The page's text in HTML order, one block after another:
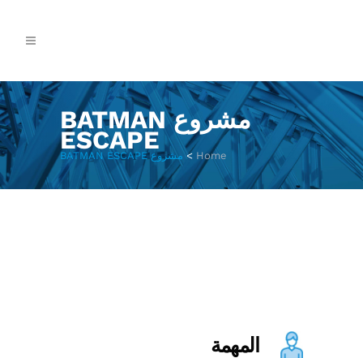
مشروع BATMAN
ESCAPE
Home
> مشروع BATMAN ESCAPE
المهمة